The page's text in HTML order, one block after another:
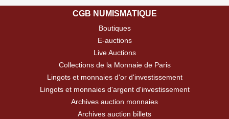
CGB NUMISMATIQUE
Boutiques
E-auctions
Live Auctions
Collections de la Monnaie de Paris
Lingots et monnaies d'or d'investissement
Lingots et monnaies d'argent d'investissement
Archives auction monnaies
Archives auction billets